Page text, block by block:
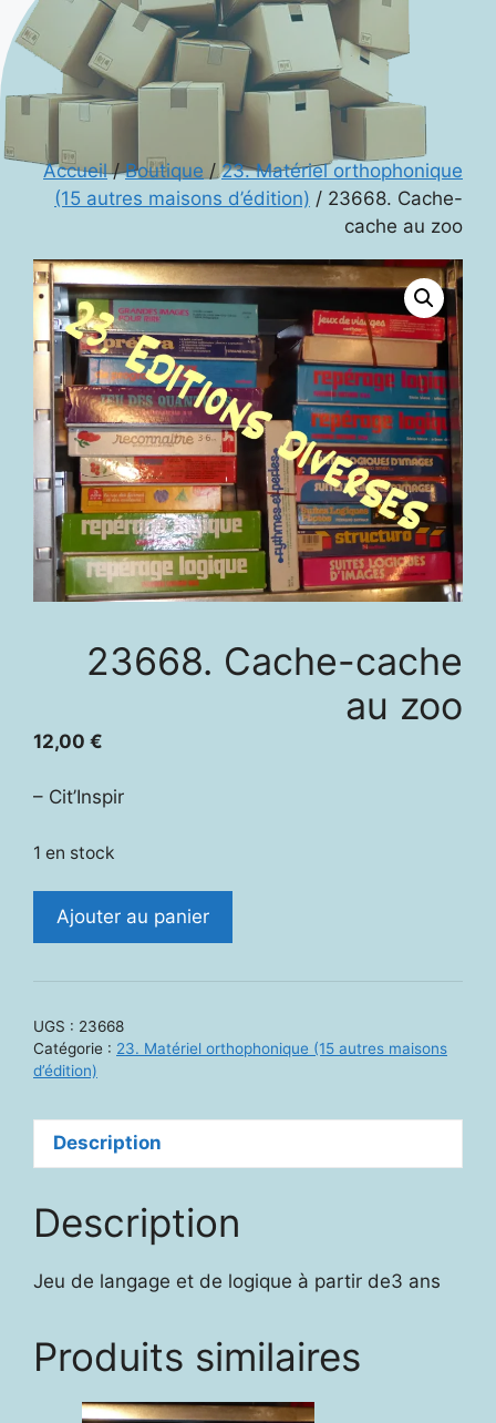
Accueil/Boutique /23. Matériel orthophonique
(15 autres maisons d’édition) / 23668. Cache-
cache au zoo
23668. Cache-cache
au zoo
12,00 €
– Cit’Inspir
1 en stock
quantité
au
zoo
Ajouter au panier
UGS : 23668
Catégorie : 23. Matériel orthophonique (15 autres maisons
d’édition)
Description
Description
Jeu de langage et de logique à partir de3 ans
Produits similaires